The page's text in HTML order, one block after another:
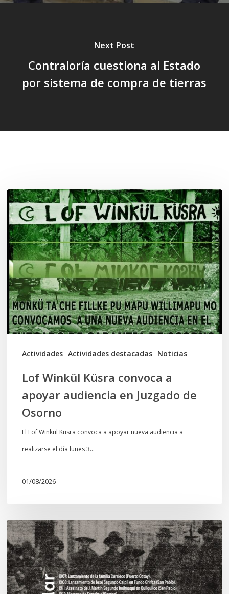
Next Post
Contraloría cuestiona al Estado
por sistema de compra de tierras
Actividades Actividades destacadas Noticias
Lof
Winkül
Küsra
convoca
a
apoyar
audiencia
en
Juzgado
Lof Winkül Küsra convoca a
apoyar audiencia en Juzgado de
Osorno
El Lof Winkül Küsra convoca a apoyar nueva audiencia a
realizarse el día lunes 3…
01/08/2026
Chawrakawin:
Palimpsesto
explora
a